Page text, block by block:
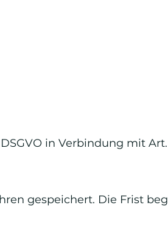
in Verbindung mit Art.
gespeichert. Die Frist